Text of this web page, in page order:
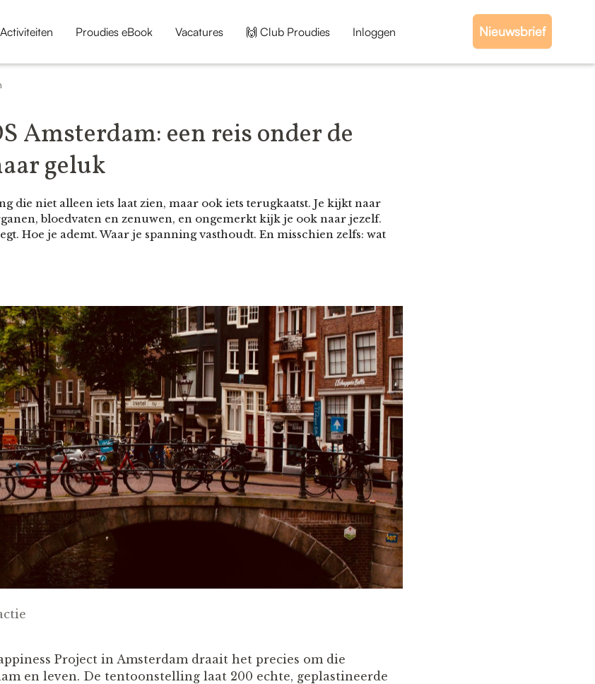
Activiteiten Proudies eBook Vacatures 🙌 Club Proudies Inloggen Nieuwsbrief
Amsterdam: een reis onder de
geluk
die niet alleen iets laat zien, maar ook iets terugkaatst. Je kijkt naar
bloedvaten en zenuwen, en ongemerkt kijk je ook naar jezelf.
Hoe je ademt. Waar je spanning vasthoudt. En misschien zelfs: wat
Project in Amsterdam draait het precies om die
en leven. De tentoonstelling laat 200 echte, geplastineerde